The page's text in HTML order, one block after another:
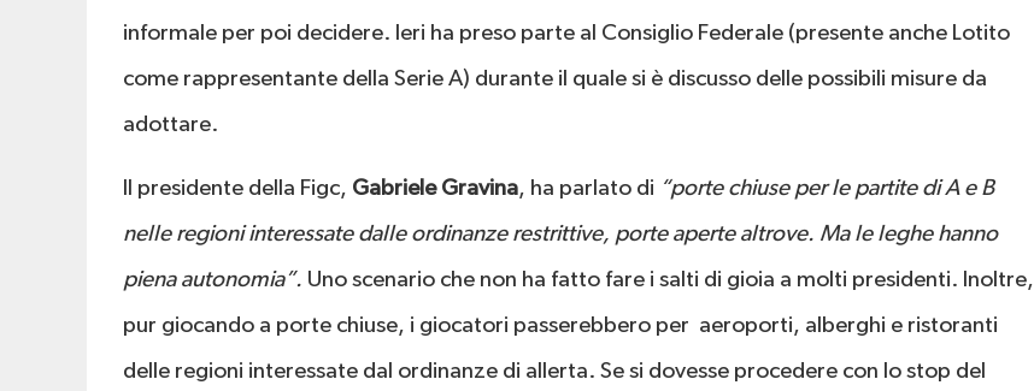
informale per poi decidere. Ieri ha preso parte al Consiglio Federale (presente anche Lotito
come rappresentante della Serie A) durante il quale si è discusso delle possibili misure da
adottare.
Il presidente della Figc, Gabriele Gravina, ha parlato di “porte chiuse per le partite di A e B
nelle regioni interessate dalle ordinanze restrittive, porte aperte altrove. Ma le leghe hanno
piena autonomia”. Uno scenario che non ha fatto fare i salti di gioia a molti presidenti. Inoltre,
pur giocando a porte chiuse, i giocatori passerebbero per aeroporti, alberghi e ristoranti
delle regioni interessate dal ordinanze di allerta. Se si dovesse procedere con lo stop del